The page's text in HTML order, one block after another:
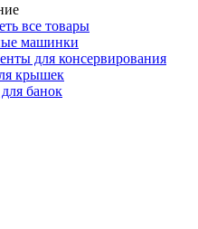
все товары
машинки
для консервирования
крышек
банок